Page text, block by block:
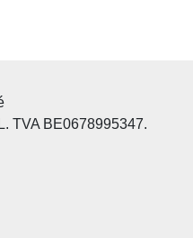
TVA BE0678995347.